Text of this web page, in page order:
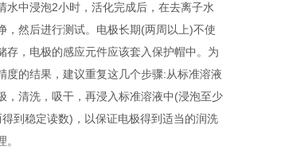
水中浸泡2小时，活化完成后，在去离子水
，然后进行测试。电极长期(两周以上)不使
存，电极的感应元件应该套入保护帽中。为
度的结果，建议重复这几个步骤:从标准溶液
，清洗，吸干，再浸入标准溶液中(浸泡至少
到稳定读数)，以保证电极得到适当的润洗
。